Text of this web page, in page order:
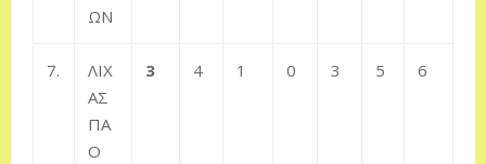
ΩΝ
7.
ΛΙΧ
ΑΣ
ΠΑ
Ο
3 4 1 0 3 5 6